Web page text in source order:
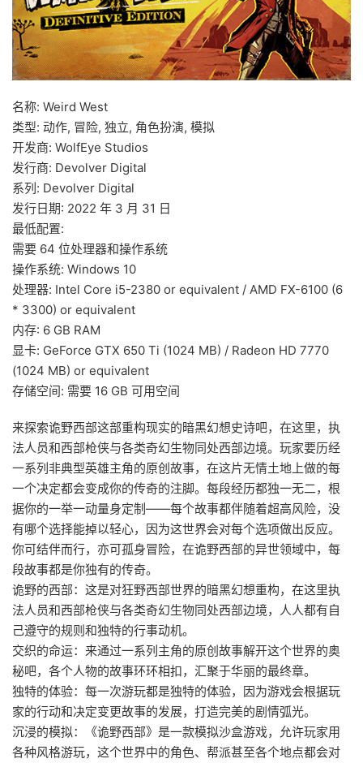
名称: Weird West
类型: 动作, 冒险, 独立, 角色扮演, 模拟
开发商: WolfEye Studios
发行商: Devolver Digital
系列: Devolver Digital
发行日期: 2022 年 3 月 31 日
最低配置:
需要 64 位处理器和操作系统
操作系统: Windows 10
处理器: Intel Core i5-2380 or equivalent / AMD FX-6100 (6
* 3300) or equivalent
内存: 6 GB RAM
显卡: GeForce GTX 650 Ti (1024 MB) / Radeon HD 7770
(1024 MB) or equivalent
存储空间: 需要 16 GB 可用空间
来探索诡野西部这部重构现实的暗黑幻想史诗吧，在这里，执
法人员和西部枪侠与各类奇幻生物同处西部边境。玩家要历经
一系列非典型英雄主角的原创故事，在这片无情土地上做的每
一个决定都会变成你的传奇的注脚。每段经历都独一无二，根
据你的一举一动量身定制——每个故事都伴随着超高风险，没
有哪个选择能掉以轻心，因为这世界会对每个选项做出反应。
你可结伴而行，亦可孤身冒险，在诡野西部的异世领域中，每
段故事都是你独有的传奇。
诡野的西部：这是对狂野西部世界的暗黑幻想重构，在这里执
法人员和西部枪侠与各类奇幻生物同处西部边境，人人都有自
己遵守的规则和独特的行事动机。
交织的命运：来通过一系列主角的原创故事解开这个世界的奥
秘吧，各个人物的故事环环相扣，汇聚于华丽的最终章。
独特的体验：每一次游玩都是独特的体验，因为游戏会根据玩
家的行动和决定变更故事的发展，打造完美的剧情弧光。
沉浸的模拟：《诡野西部》是一款模拟沙盒游戏，允许玩家用
各种风格游玩，这个世界中的角色、帮派甚至各个地点都会对